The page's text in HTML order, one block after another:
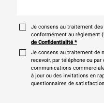
Je consens au traitement
conformément au règlement
de Confidentialité *
Je consens au traitement de
recevoir, par téléphone ou
communications
à jour ou des invitations en
questionnaires de